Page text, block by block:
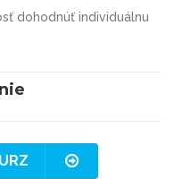
dohodnúť individuálnu